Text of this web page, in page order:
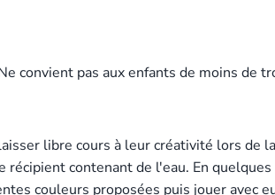
convient pas aux enfants de moins de
libre cours à leur créativité lors de
contenant de l'eau. En
couleurs proposées puis jouer avec